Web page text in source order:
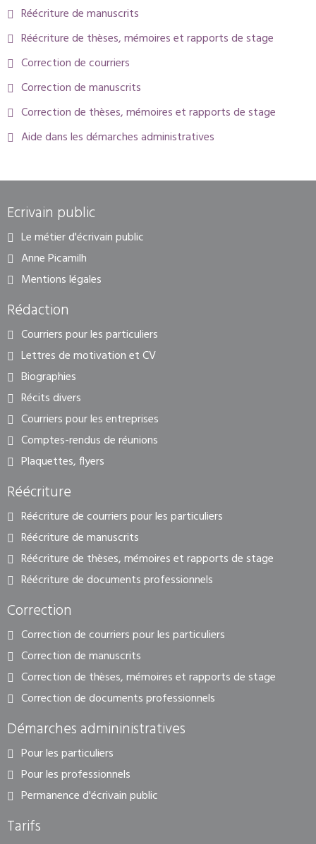
Réécriture de manuscrits
Réécriture de thèses, mémoires et rapports de stage
Correction de courriers
Correction de manuscrits
Correction de thèses, mémoires et rapports de stage
Aide dans les démarches administratives
Ecrivain public
Le métier d'écrivain public
Anne Picamilh
Mentions légales
Rédaction
Courriers pour les particuliers
Lettres de motivation et CV
Biographies
Récits divers
Courriers pour les entreprises
Comptes-rendus de réunions
Plaquettes, flyers
Réécriture
Réécriture de courriers pour les particuliers
Réécriture de manuscrits
Réécriture de thèses, mémoires et rapports de stage
Réécriture de documents professionnels
Correction
Correction de courriers pour les particuliers
Correction de manuscrits
Correction de thèses, mémoires et rapports de stage
Correction de documents professionnels
Démarches admininistratives
Pour les particuliers
Pour les professionnels
Permanence d'écrivain public
Tarifs